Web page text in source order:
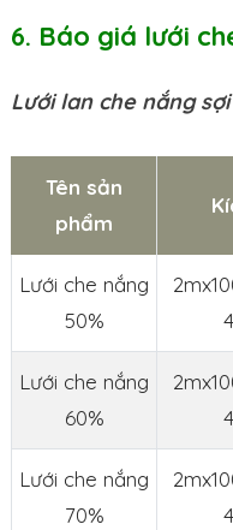
6. Báo giá lưới
Lưới lan che nắng
Tên sản
phẩm
Lưới che nắng
50%
Lưới che nắng
60%
Lưới che nắng
70%